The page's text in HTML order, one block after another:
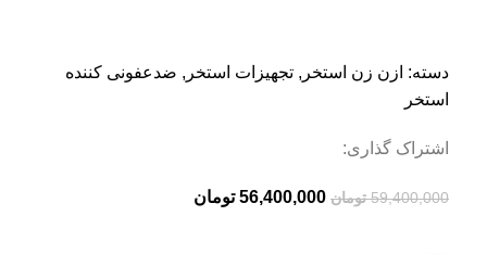
دسته: ازن زن استخر , تجهیزات استخر , ضدعفونی کننده
استخر
اشتراک گذاری:
59,400,000 تومان 56,400,000 تومان